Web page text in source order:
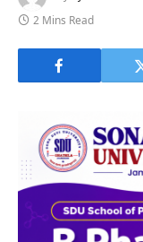
2 Mins Read